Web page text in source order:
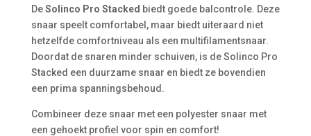
DeSolinco Pro Stacked biedt goede balcontrole. Deze
snaar speelt comfortabel, maar biedt uiteraard niet
hetzelfde comfortniveau als een multifilamentsnaar.
Doordat de snaren minder schuiven, is de Solinco Pro
Stacked een duurzame snaar en biedt ze bovendien
een prima spanningsbehoud.
Combineer deze snaar met een polyester snaar met
een gehoekt profiel voor spin en comfort!